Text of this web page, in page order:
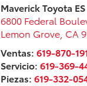
Maverick Toyota ES
6800 Federal
Lemon Grove, CA
Ventas: 619-870-
Servicio: 619-369-
Piezas: 619-332-